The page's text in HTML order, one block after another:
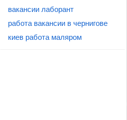
вакансии лаборант
работа вакансии в чернигове
киев работа маляром